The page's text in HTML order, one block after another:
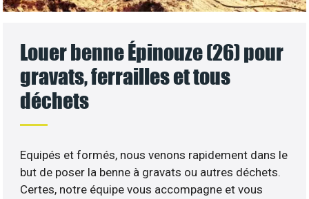
Louer benne Épinouze (26) pour
gravats, ferrailles et tous
déchets
Equipés et formés, nous venons rapidement dans le
but de poser la benne à gravats ou autres déchets.
Certes, notre équipe vous accompagne et vous